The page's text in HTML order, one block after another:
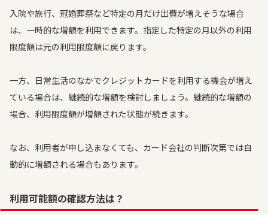
入院や旅行、冠婚葬祭など特定の月だけ出費が増えそうな場合
は、一時的な増額を利用できます。指定した特定の月以外の利用
限度額は元の利用限度額に戻ります。
一方、日常生活のなかでクレジットカードを利用する機会が増え
ている場合は、継続的な増額を検討しましょう。継続的な増額の
場合、利用限度額が増額された状態が続きます。
なお、利用者が申し込まなくても、カード会社の判断次第では自
動的に増額される場合もあります。
利用可能額の確認方法は？